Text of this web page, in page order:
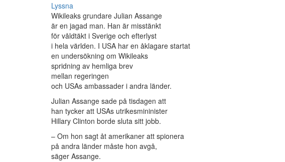
Lyssna
Wikileaks grundare Julian Assange
är en jagad man. Han är misstänkt
för våldtäkt i Sverige och efterlyst
i hela världen. I USA har en åklagare startat
en undersökning om Wikileaks
spridning av hemliga brev
mellan regeringen
och USAs ambassader i andra länder.
Julian Assange sade på tisdagen att
han tycker att USAs utrikesmininister
Hillary Clinton borde sluta sitt jobb.
– Om hon sagt åt amerikaner att spionera
på andra länder måste hon avgå,
säger Assange.